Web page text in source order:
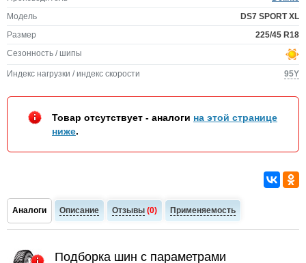
Модель
DS7 SPORT XL
Размер
225/45 R18
Сезонность / шипы
Индекс нагрузки / индекс скорости 95Y
Товар отсутствует - аналоги на этой странице
ниже.
Аналоги Описание Отзывы (0) Применяемость
Подборка шин с параметрами